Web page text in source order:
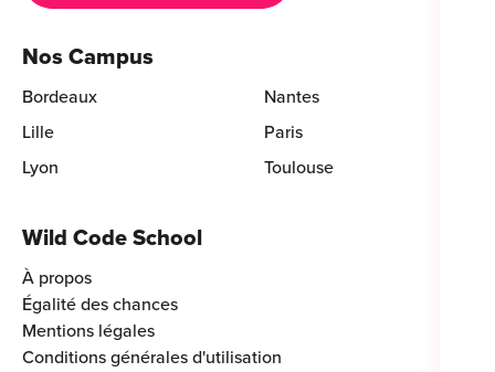
Nos Campus
Bordeaux
Lille
Lyon
Nantes
Paris
Toulouse
Wild Code School
À propos
Égalité des chances
Mentions légales
Conditions générales d'utilisation